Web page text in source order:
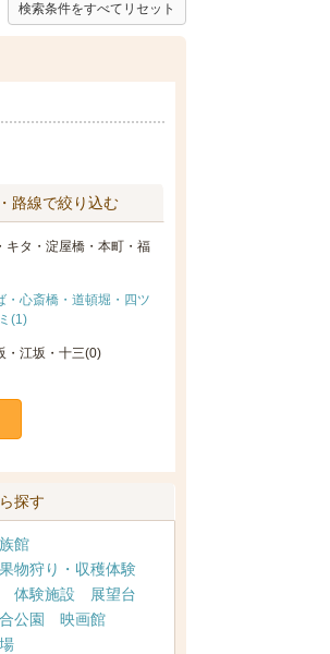
検索条件をすべてリセット
路線で絞り込む
キタ・淀屋橋・本町・福
・心斎橋・道頓堀・四ツ
(1)
・江坂・十三(0)
探す
館
果物狩り・収穫体験
体験施設
展望台
公園
映画館